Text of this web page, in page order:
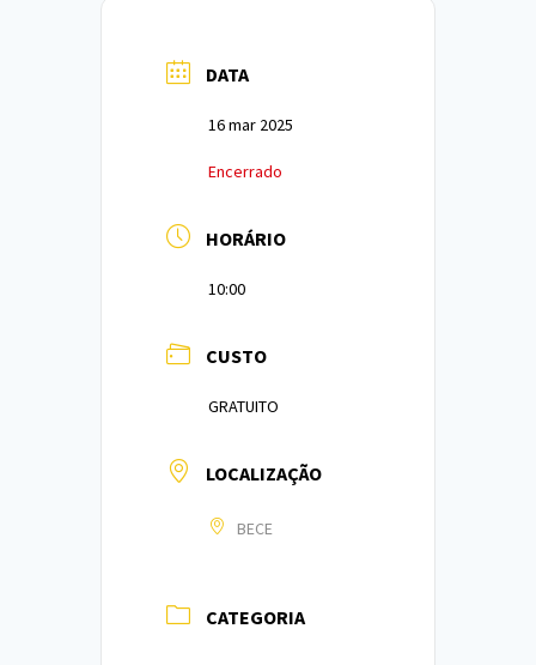
DATA
16 mar 2025
Encerrado
HORÁRIO
10:00
CUSTO
GRATUITO
LOCALIZAÇÃO
BECE
CATEGORIA